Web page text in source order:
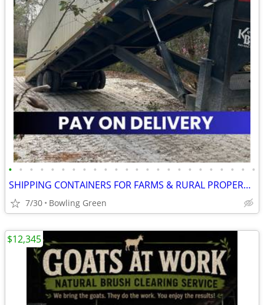
• • • • • • • • • • • • • • • • • • • • • • • •
SHIPPING CONTAINERS FOR FARMS & RURAL PROPERTIES 502-281-0418
7/30 Bowling Green
$12,345